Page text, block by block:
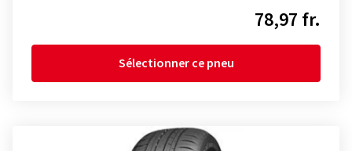
78,97 fr.
Sélectionner ce pneu